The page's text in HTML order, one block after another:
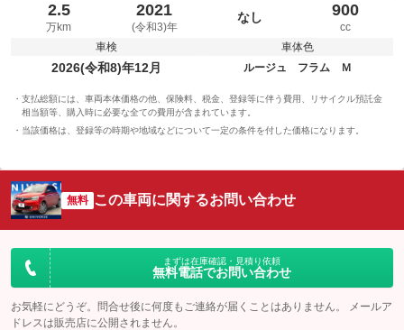
2.5
万km
2021
(令和3)年
なし 900
cc
車検
2026(令和8)年12月
車体色
ルージュ フラム Ｍ
支払総額には、車両本体価格の他、保険料、税金、登録等に伴う費用、リサイクル預託金
相当額等、購入時に必要な全ての費用が含まれています。
当該価格は、登録等の時期や地域などについて一定の条件を付した価格になります。
無料 この車両に関するお問い合わせ
まずは在庫確認・見積り依頼
無料電話でお問い合わせ
お気軽にどうぞ。問合せ後に何度もご連絡が届くことはありません。 メールア
ドレスは販売店に公開されません。